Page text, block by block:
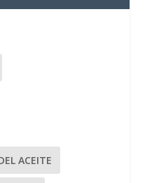
ACEITE